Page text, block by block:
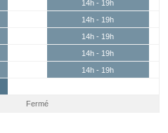
14h - 19h
14h - 19h
14h - 19h
14h - 19h
14h - 19h
Fermé